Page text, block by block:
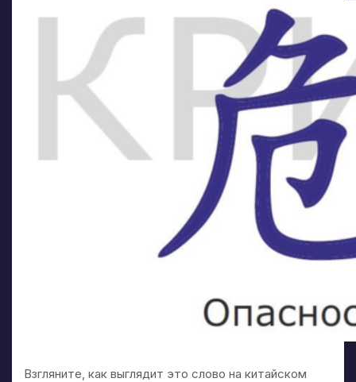
Взгляните, как выглядит это слово на китайском